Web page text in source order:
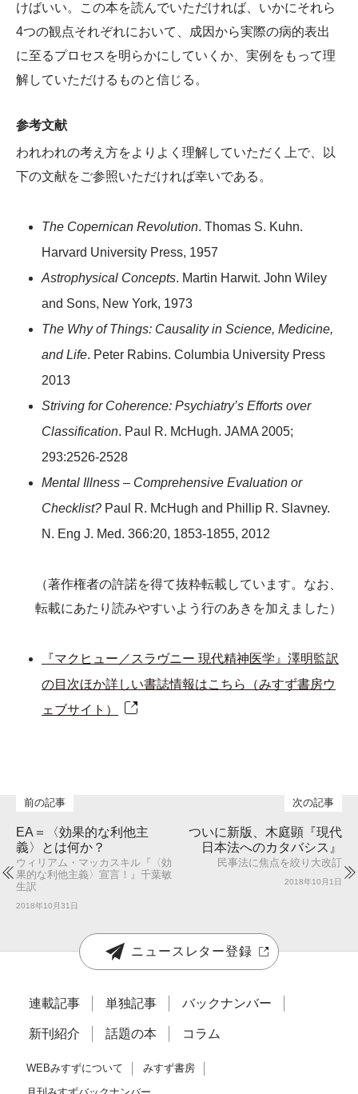
けばいい。この本を読んでいただければ、いかにそれら
4つの観点それぞれにおいて、成因から実際の病的表出
に至るプロセスを明らかにしていくか、実例をもって理
解していただけるものと信じる。
参考文献
われわれの考え方をよりよく理解していただく上で、以
下の文献をご参照いただければ幸いである。
The Copernican Revolution. Thomas S. Kuhn.
Harvard University Press, 1957
Astrophysical Concepts. Martin Harwit. John Wiley
and Sons, New York, 1973
The Why of Things: Causality in Science, Medicine,
and Life. Peter Rabins. Columbia University Press
2013
Striving for Coherence: Psychiatry’s Efforts over
Classification. Paul R. McHugh. JAMA 2005;
293:2526-2528
Mental Illness – Comprehensive Evaluation or
Checklist? Paul R. McHugh and Phillip R. Slavney.
N. Eng J. Med. 366:20, 1853-1855, 2012
（著作権者の許諾を得て抜粋転載しています。なお、
転載にあたり読みやすいよう行のあきを加えました）
『マクヒュー／スラヴニー 現代精神医学』澤明監訳
の目次ほか詳しい書誌情報はこちら（みすず書房ウ
ェブサイト）
EA＝〈効果的な利他主
義〉とは何か？
ウィリアム・マッカスキル『〈効
果的な利他主義〉宣言！』千葉敏
生訳
2018年10月31日
ついに新版、木庭顕『現代
日本法へのカタバシス』
民事法に焦点を絞り大改訂
2018年10月1日
ニュースレター登録
連載記事 単独記事 バックナンバー
新刊紹介 話題の本 コラム
WEBみすずについて みすず書房